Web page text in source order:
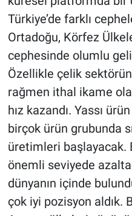
Türkiye’de farklı
Ortadoğu, Körfez
cephesinde olumlu
Özellikle çelik
rağmen ithal ikame
hız kazandı. Yassı
birçok ürün grubunda
üretimleri başlayacak.
önemli seviyede
dünyanın içinde
çok iyi pozisyon aldık.